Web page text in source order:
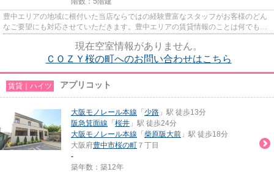
豊中エリアの地域に根付いた当店ならではの経験豊富なスタッフがお客様のどん
なご要望にも対応させていただきます。豊中エリアの賃貸情報のことは何でもお
現在空室情報がありません。
ＣＯＺＹ桜の町へのお問い合わせはこちら
賃貸｜ハイツ アプリコット
大阪モノレール本線 「 少路 」駅 徒歩13分
阪急箕面線 「 桜井 」駅 徒歩24分
大阪モノレール本線 「 柴原阪大前 」駅 徒歩18分
大阪府豊中市桜の町 ７丁目
-
築年数：築12年